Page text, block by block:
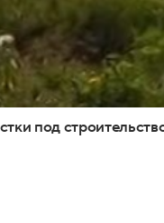
под